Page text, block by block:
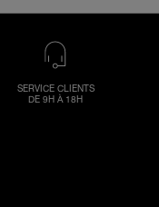
SERVICE CLIENTS
DE 9H À 18H